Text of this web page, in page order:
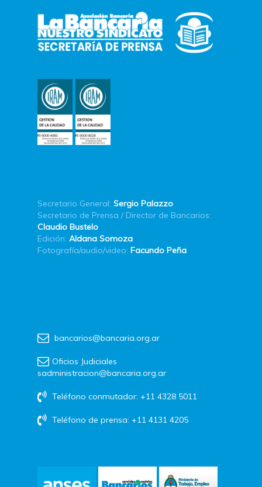
Secretario General: Sergio Palazzo
Secretario de Prensa / Director de Bancarios:
Claudio Bustelo
Edición: Aldana Somoza
Fotografía/audio/video: Facundo Peña
bancarios@bancaria.org.ar
Oficios Judiciales
sadministracion@bancaria.org.ar
Teléfono conmutador: +11 4328 5011
Teléfono de prensa: +11 4131 4205